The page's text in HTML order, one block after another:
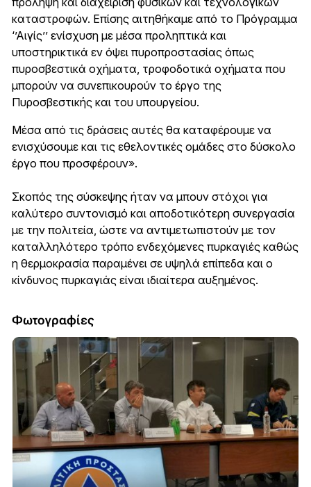
καταστροφών. Επίσης αιτηθήκαμε από το Πρόγραμμα
‘’Αιγίς’’ ενίσχυση με μέσα προληπτικά και
υποστηρικτικά εν όψει πυροπροστασίας όπως
πυροσβεστικά οχήματα, τροφοδοτικά οχήματα που
μπορούν να συνεπικουρούν το έργο της
Πυροσβεστικής και του υπουργείου.
Μέσα από τις δράσεις αυτές θα καταφέρουμε να
ενισχύσουμε και τις εθελοντικές ομάδες στο δύσκολο
έργο που προσφέρουν».
Σκοπός της σύσκεψης ήταν να μπουν στόχοι για
καλύτερο συντονισμό και αποδοτικότερη συνεργασία
με την πολιτεία, ώστε να αντιμετωπιστούν με τον
καταλληλότερο τρόπο ενδεχόμενες πυρκαγιές καθώς
η θερμοκρασία παραμένει σε υψηλά επίπεδα και ο
κίνδυνος πυρκαγιάς είναι ιδιαίτερα αυξημένος.
Φωτογραφίες